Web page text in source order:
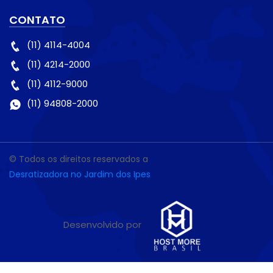
CONTATO
(11) 4114-4004
(11) 4214-2000
(11) 4112-9000
(11) 94808-2000
© Todos os direitos reservados a
Desratizadora no Jardim dos Ipes
Desenvolvido por